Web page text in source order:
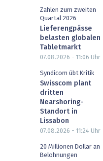
AV & Digital Signage
Zahlen zum zweiten
Quartal 2026
Lieferengpässe
belasten globalen
Tabletmarkt
07.08.2026 - 11:06 Uhr
Syndicom übt Kritik
Swisscom plant
dritten
Nearshoring-
Standort in
Lissabon
07.08.2026 - 11:24 Uhr
20 Millionen Dollar an
Belohnungen